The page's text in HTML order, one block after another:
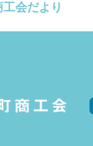
工会だより